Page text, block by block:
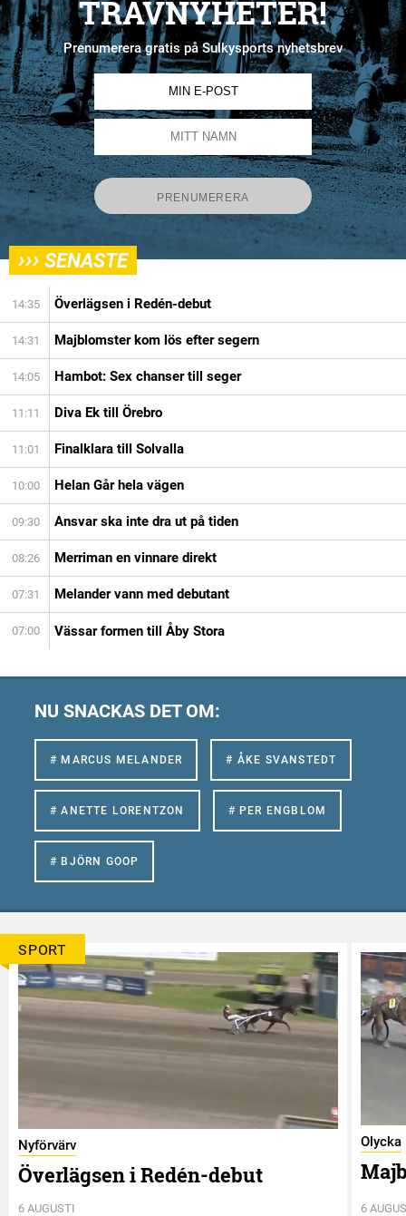
TRAVNYHETER!
Prenumerera gratis på Sulkysports nyhetsbrev
››› SENASTE
14:35 Överlägsen i Redén-debut
14:31 Majblomster kom lös efter segern
14:05 Hambot: Sex chanser till seger
11:11 Diva Ek till Örebro
11:01 Finalklara till Solvalla
10:00 Helan Går hela vägen
09:30 Ansvar ska inte dra ut på tiden
08:26 Merriman en vinnare direkt
07:31 Melander vann med debutant
07:00 Vässar formen till Åby Stora
NU SNACKAS DET OM:
# MARCUS MELANDER # ÅKE SVANSTEDT
# ANETTE LORENTZON # PER ENGBLOM
# BJÖRN GOOP
SPORT
Nyförvärv
Överlägsen i Redén-debut
6 AUGUSTI
Olycka
6